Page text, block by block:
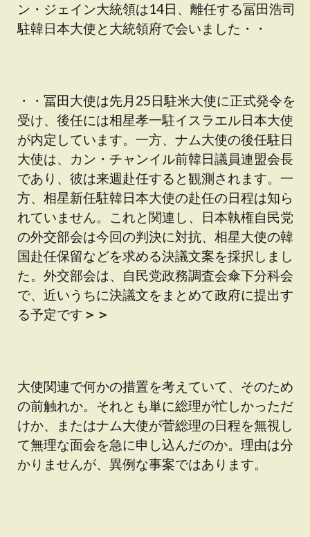
ン・ジェイン大統領は14日、離任する冨田浩司
駐韓日本大使と大統領府で会いました・・
・・冨田大使は先月25日駐米大使に正式発令を
受け、後任には相星孝一駐イスラエル日本大使
が内定しています。一方、ナム大使の後任駐日
大使は、カン・チャンイル前韓日議員連盟会長
であり、彼は来週赴任すると観測されます。一
方、相星新任駐韓日本大使の赴任の日程は知ら
れていません。これと関連し、日本執権自民党
の外交部会は今回の判決に対抗、相星大使の韓
国赴任保留などを求める決議文案を採択しまし
た。外交部会は、自民党政務調査会傘下分科会
で、近いうちに決議文をまとめて政府に提出す
る予定です ＞＞
大使関連で何かの措置を考えていて、そのため
の前触れか。それとも単に総理が忙しかっただ
けか、またはナム大使が菅総理の日程を無視し
て無理な面会を急に申し込んだのか。理由は分
かりませんが、異例な事案ではあります。